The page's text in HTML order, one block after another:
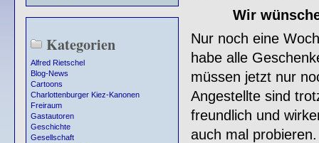
Kategorien
Alfred Rietschel
Blog-News
Cartoons
Charlottenburger Kiez-Kanonen
Freiraum
Gastautoren
Geschichte
Gesellschaft
Wir
Nur noch eine
habe alle
müssen jetzt nur
Angestellte sind
freundlich und
auch mal probieren.